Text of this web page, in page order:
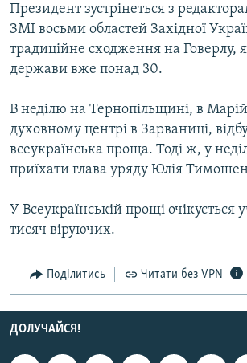
МУЛЬТИМЕДІА
ФОТО
СПЕЦПРОЄКТИ
ПОДКАСТИ
КРИМ РЕАЛІЇ
РУС
КТАТ
ДОЛУЧАЙСЯ!
Президент зустрінеться з
ЗМІ восьми областей Західної
традиційне сходження на Говерлу,
держави вже понад 30.
В неділю на Тернопільщині, в
духовному центрі в Зарваниці,
всеукраїнська проща. Тоді ж, у
приїхати глава уряду Юлія
У Всеукраїнській прощі очікується
тисяч віруючих.
Поділитись Читати без VPN
ДОЛУЧАЙСЯ!